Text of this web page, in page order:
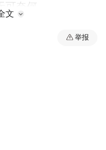
奈何。
文
举报